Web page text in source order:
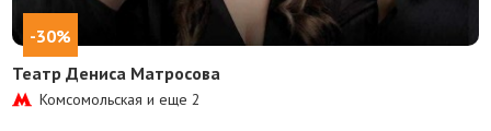
-30%
Театр Дениса Матросова
Комсомольская и еще2